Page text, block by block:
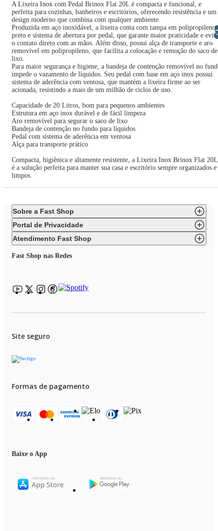
A Lixeira Inox com Pedal Brinox Flat 20L é compacta e funcional, e
perfeita para cozinhas, banheiros e escritórios, oferecendo resistência e um
design moderno que combina com qualquer ambiente.
Produzida em aço inoxidável, a lixeira conta com tampa em polipropileno
preto e sistema de abertura por pedal, que garante maior praticidade e evita
o contato direto com as mãos. Além disso, possui alça de transporte e aro
removível em polipropileno, que facilita a colocação e remoção do saco de
lixo.
Para maior segurança e higiene, a bandeja de contenção removível no
impede o vazamento de líquidos. Seu pedal com base em aço inox possui
sistema de aderência com ventosa, que mantém a lixeira firme ao ser
acionada, resistindo a mais de um milhão de ciclos de uso.
Capacidade de 20 Litros, bom para pequenos ambientes
Estrutura em aço inox durável e de fácil limpeza
Aro removível para segurar o saco de lixo
Bandeja de contenção no fundo para líquidos
Pedal com sistema de aderência em ventosa
Alça para transporte prático
Compacta, higiênica e altamente resistente, a Lixeira Inox Brinox Flat 20L
é a solução perfeita para manter sua casa e escritório sempre organizados e
limpos.
Sobre a Fast Shop
Portal de Privacidade
Atendimento Fast Shop
Fast Shop nas Redes
Site seguro
Formas de pagamento
Baixe o App
Libras